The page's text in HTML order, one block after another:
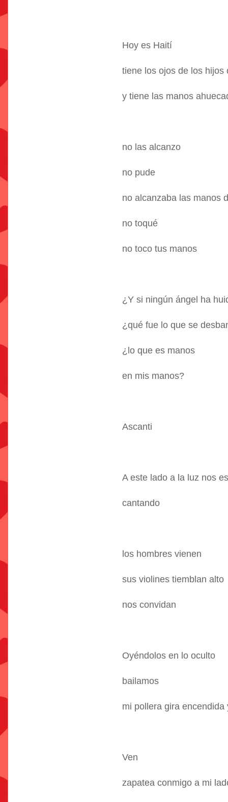
Hoy es Haití
tiene los ojos de los hijos
y tiene las manos
no las alcanzo
no pude
no alcanzaba las manos
no toqué
no toco tus manos
¿Y si ningún ángel ha
¿qué fue lo que se
¿lo que es manos
en mis manos?
Ascanti
A este lado a la luz nos
cantando
los hombres vienen
sus violines tiemblan alto
nos convidan
Oyéndolos en lo oculto
bailamos
mi pollera gira encendida
Ven
zapatea conmigo a mi